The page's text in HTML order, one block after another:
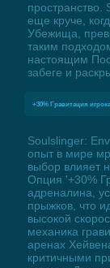
пространство.
еще круче,
Убежища,
таким
настоящим
забеге и
+30% Гравитация игрока
Soulslinger:
опыт в мире
выбор влияет
Опция '+30%
адреналина,
прыжков, что
высокой
механика
аренах
критичными